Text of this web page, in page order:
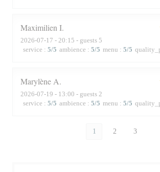
Maximilien I
2026-07-17 - 20:15 - guests 5
service : 5/5 ambience : 5/5 menu : 5/5
Marylène A
2026-07-19 - 13:00 - guests 2
service : 5/5 ambience : 5/5 menu : 5/5
1 2 3